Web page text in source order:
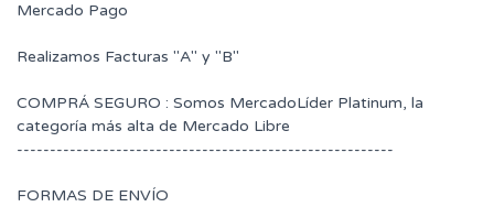
Mercado Pago
Realizamos Facturas "A" y "B"
COMPRÁ SEGURO : Somos MercadoLíder Platinum, la
categoría más alta de Mercado Libre
---------------------------------------------------------
FORMAS DE ENVÍO